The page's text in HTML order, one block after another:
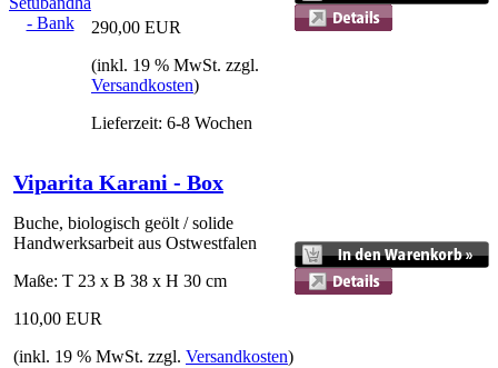
290,00 EUR
(inkl. 19 % MwSt. zzgl.
Versandkosten)
Lieferzeit: 6-8 Wochen
Viparita Karani - Box
Buche, biologisch geölt / solide
Handwerksarbeit aus Ostwestfalen
Maße: T 23 x B 38 x H 30 cm
110,00 EUR
(inkl. 19 % MwSt. zzgl. Versandkosten)